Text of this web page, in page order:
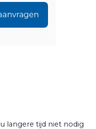
langere tijd niet nodig